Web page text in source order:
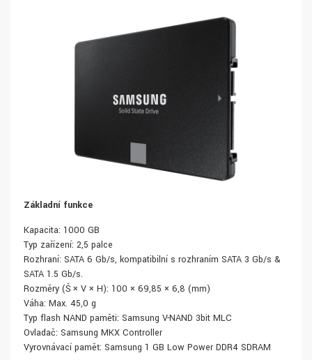
Základní funkce
Kapacita: 1000 GB
Typ zařízení: 2,5 palce
Rozhraní: SATA 6 Gb/s, kompatibilní s rozhraním SATA 3 Gb/s &
SATA 1.5 Gb/s.
Rozměry (Š × V × H): 100 × 69,85 × 6,8 (mm)
Váha: Max. 45,0 g
Typ flash NAND paměti: Samsung V-NAND 3bit MLC
Ovladač: Samsung MKX Controller
Vyrovnávací paměť: Samsung 1 GB Low Power DDR4 SDRAM